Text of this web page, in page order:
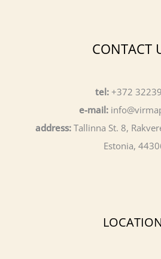
CONTACT
tel: +372
e-mail:
address:Tallinna St. 8,
Estonia,